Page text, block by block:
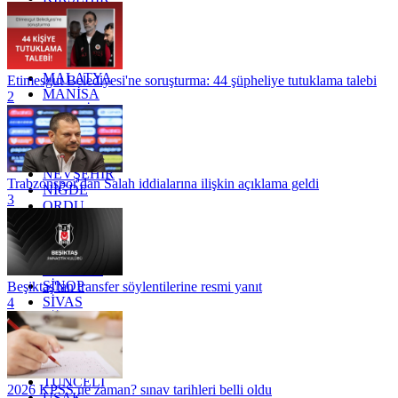
KOCAELİ
KONYA
KÜTAHYA
KİLİS
MALATYA
MANİSA
MARDİN
MERSİN
MUĞLA
MUŞ
NEVŞEHİR
NİĞDE
ORDU
OSMANİYE
RİZE
SAKARYA
SİNOP
SİVAS
SİİRT
TEKİRDAĞ
TOKAT
TRABZON
TUNCELİ
Etimesgut Belediyesi'ne soruşturma: 44 şüpheliye tutuklama talebi
2
Trabzonspor'dan Salah iddialarına ilişkin açıklama geldi
3
Beşiktaş'tan transfer söylentilerine resmi yanıt
4
2026 KPSS ne zaman? sınav tarihleri belli oldu